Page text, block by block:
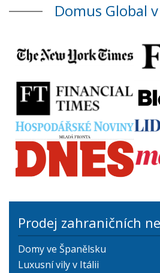
Domus Global
Prodej zahraničních
Domy ve Španělsku
Luxusní vily v Itálii